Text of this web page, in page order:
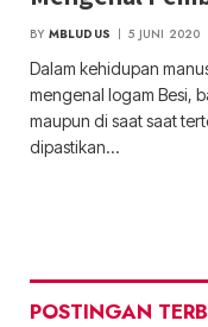
BY MBLUDUS 5 JUNI 2020
Dalam kehidupan
mengenal logam Besi,
maupun di saat saat
dipastikan…
POSTINGAN